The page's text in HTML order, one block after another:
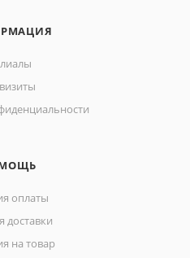
оплаты
доставки
на товар